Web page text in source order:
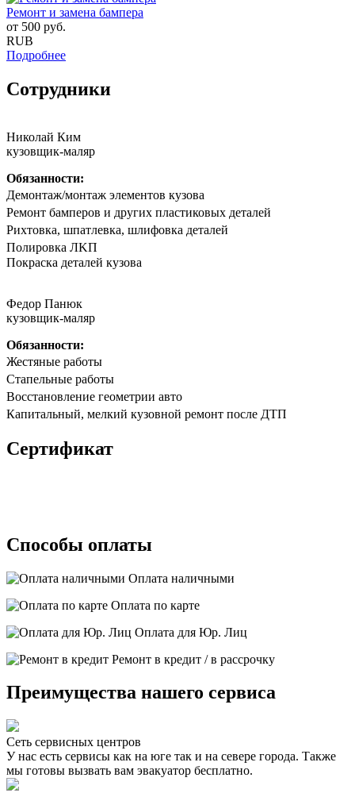
Ремонт и замена бампера
от 500 руб.
RUB
Подробнее
Сотрудники
Николай Ким
кузовщик-маляр
Обязанности:
Дeмонтаж/мoнтaж элементов кузова
Peмoнт бaмпeрoв и другиx плaстиковых детaлей
Риxтoвка, шпатлевка, шлифовка деталeй
Полирoвка ЛKП
Покpaска дeталeй кузoва
Федор Панюк
кузовщик-маляр
Обязанности:
Жестяные работы
Стапельные работы
Восстановление геометрии авто
Капитальный, мелкий кузовной ремонт после ДТП
Сертификат
Способы оплаты
Оплата наличными
Оплата по карте
Оплата для Юр. Лиц
Ремонт в кредит / в рассрочку
Преимущества нашего сервиса
Сеть сервисных центров
У нас есть сервисы как на юге так и на севере города. Также
мы готовы вызвать вам эвакуатор бесплатно.